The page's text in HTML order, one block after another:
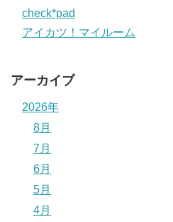
check*pad
アイカツ！マイルーム
アーカイブ
2026年
8月
7月
6月
5月
4月